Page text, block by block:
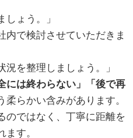
しょう。」
内で検討させていただきま
況を整理しましょう。」
には終わらない」「後で再
柔らかい含みがあります。
のではなく、丁寧に距離を
ます。